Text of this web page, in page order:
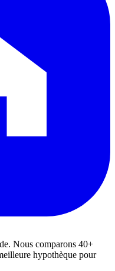
Nous comparons 40+
hypothèque pour